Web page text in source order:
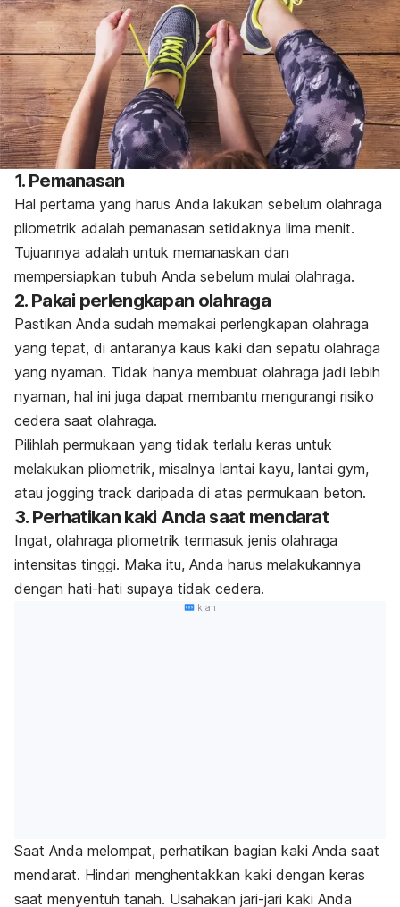
1. Pemanasan
Hal pertama yang harus Anda lakukan sebelum olahraga
pliometrik adalah pemanasan setidaknya lima menit.
Tujuannya adalah untuk memanaskan dan
mempersiapkan tubuh Anda sebelum mulai olahraga.
2. Pakai perlengkapan olahraga
Pastikan Anda sudah memakai perlengkapan olahraga
yang tepat, di antaranya kaus kaki dan sepatu olahraga
yang nyaman. Tidak hanya membuat olahraga jadi lebih
nyaman, hal ini juga dapat membantu mengurangi risiko
cedera saat olahraga.
Pilihlah permukaan yang tidak terlalu keras untuk
melakukan pliometrik, misalnya lantai kayu, lantai gym,
atau jogging track daripada di atas permukaan beton.
3. Perhatikan kaki Anda saat mendarat
Ingat, olahraga pliometrik termasuk jenis olahraga
intensitas tinggi. Maka itu, Anda harus melakukannya
dengan hati-hati supaya tidak cedera.
Iklan
Saat Anda melompat, perhatikan bagian kaki Anda saat
mendarat. Hindari menghentakkan kaki dengan keras
saat menyentuh tanah. Usahakan jari-jari kaki Anda